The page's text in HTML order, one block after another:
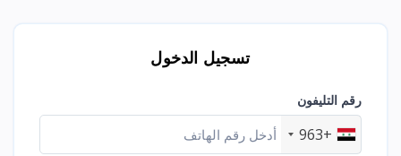
تسجيل الدخول
رقم التليفون
+963